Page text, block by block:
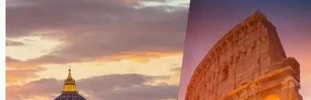
Tijdens het toeristische seizoen openen de politiediensten van
grote steden als Rome, Parijs, Barcelona of Londen dagelijks
honderden dossiers m.b.t....